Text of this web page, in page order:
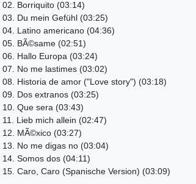
02. Borriquito (03:14)
03. Du mein Gefühl (03:25)
04. Latino americano (04:36)
05. BÃ©same (02:51)
06. Hallo Europa (03:24)
07. No me lastimes (03:02)
08. Historia de amor ("Love story") (03:18)
09. Dos extranos (03:25)
10. Que sera (03:43)
11. Lieb mich allein (02:47)
12. MÃ©xico (03:27)
13. No me digas no (03:04)
14. Somos dos (04:11)
15. Caro, Caro (Spanische Version) (03:09)